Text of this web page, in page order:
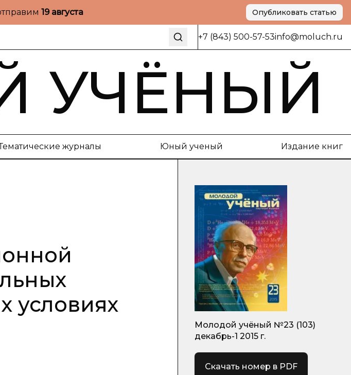
19 августа Опубликовать статью
+7 (843) 500-57-53info@moluch.ru
УЧЁНЫЙ
журналы Юный ученый Издание книг
условиях
Молодой учёный №23 (103)
декабрь-1 2015 г.
Скачать номер в PDF